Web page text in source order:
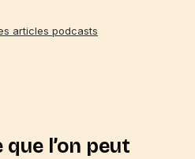
articles podcasts
l’on peut